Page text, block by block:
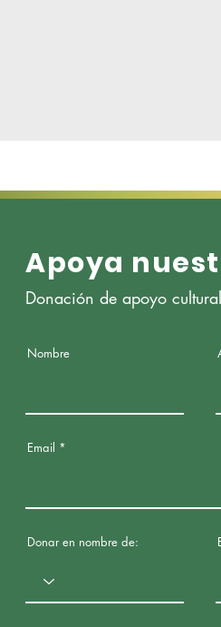
Apoya
Donación de apoyo
Nombre
Email
Donar en nombre de: